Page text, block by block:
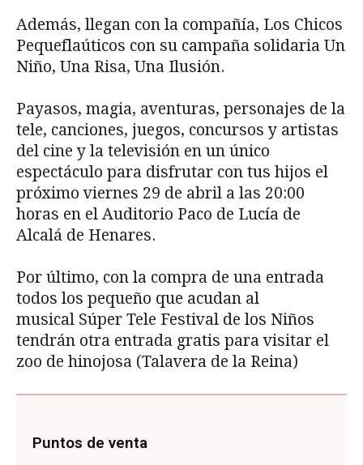
Además, llegan con la compañía, Los Chicos
Pequeflaúticos con su campaña solidaria Un
Niño, Una Risa, Una Ilusión.
Payasos, magia, aventuras, personajes de la
tele, canciones, juegos, concursos y artistas
del cine y la televisión en un único
espectáculo para disfrutar con tus hijos el
próximo viernes 29 de abril a las 20:00
horas en el Auditorio Paco de Lucía de
Alcalá de Henares.
Por último, con la compra de una entrada
todos los pequeño que acudan al
musical Súper Tele Festival de los Niños
tendrán otra entrada gratis para visitar el
zoo de hinojosa (Talavera de la Reina)
Puntos de venta